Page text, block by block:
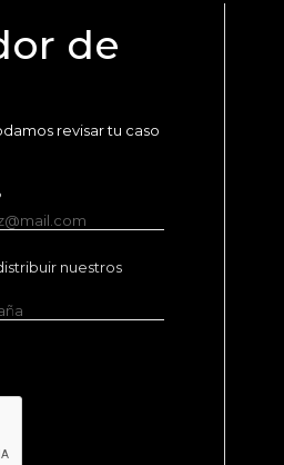
de
revisar tu caso
nuestros